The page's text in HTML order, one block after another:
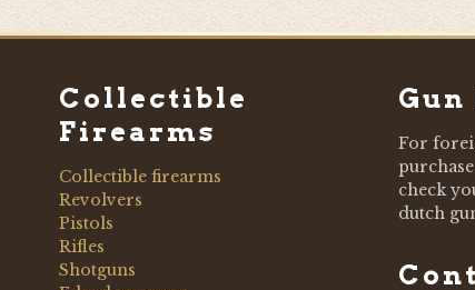
Collectible
Firearms
Collectible firearms
Revolvers
Pistols
Rifles
Shotguns
Gun
For
check
dutch